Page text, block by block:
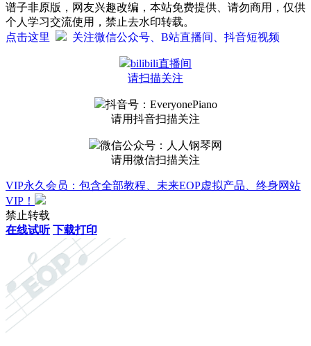
谱子非原版，网友兴趣改编，本站免费提供、请勿商用，仅供
个人学习交流使用，禁止去水印转载。
点击这里
关注微信公众号、B站直播间、抖音短视频
bilibili直播间
请扫描关注
抖音号：EveryonePiano
请用抖音扫描关注
微信公众号：人人钢琴网
请用微信扫描关注
VIP永久会员：包含全部教程、未来EOP虚拟产品、终身网站
VIP！
禁止转载
在线试听 下载打印